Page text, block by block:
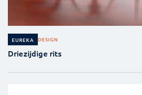
EUREKA DESIGN
Driezijdige rits